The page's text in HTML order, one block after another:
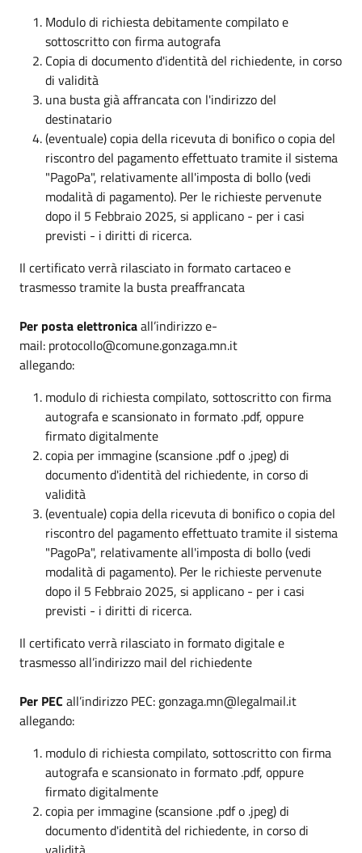
Modulo di richiesta debitamente compilato e
sottoscritto con firma autografa
Copia di documento d'identità del richiedente, in corso
di validità
una busta già affrancata con l'indirizzo del
destinatario
(eventuale) copia della ricevuta di bonifico o copia del
riscontro del pagamento effettuato tramite il sistema
"PagoPa", relativamente all'imposta di bollo (vedi
modalità di pagamento). Per le richieste pervenute
dopo il 5 Febbraio 2025, si applicano - per i casi
previsti - i diritti di ricerca.
Il certificato verrà rilasciato in formato cartaceo e
trasmesso tramite la busta preaffrancata
Per posta elettronicaall’indirizzo e-
mail: protocollo@comune.gonzaga.mn.it
allegando:
modulo di richiesta compilato, sottoscritto con firma
autografa e scansionato in formato .pdf, oppure
firmato digitalmente
copia per immagine (scansione .pdf o .jpeg) di
documento d'identità del richiedente, in corso di
validità
(eventuale) copia della ricevuta di bonifico o copia del
riscontro del pagamento effettuato tramite il sistema
"PagoPa", relativamente all'imposta di bollo (vedi
modalità di pagamento). Per le richieste pervenute
dopo il 5 Febbraio 2025, si applicano - per i casi
previsti - i diritti di ricerca.
Il certificato verrà rilasciato in formato digitale e
trasmesso all’indirizzo mail del richiedente
Per PEC all’indirizzo PEC: gonzaga.mn@legalmail.it
allegando:
modulo di richiesta compilato, sottoscritto con firma
autografa e scansionato in formato .pdf, oppure
firmato digitalmente
copia per immagine (scansione .pdf o .jpeg) di
documento d'identità del richiedente, in corso di